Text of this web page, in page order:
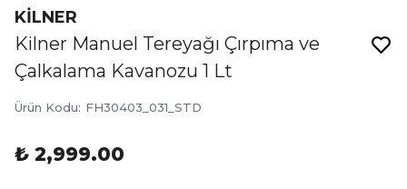
KİLNER
Kilner Manuel Tereyağı Çırpıma ve
Çalkalama Kavanozu 1 Lt
Ürün Kodu: FH30403_031_STD
₺ 2,999.00